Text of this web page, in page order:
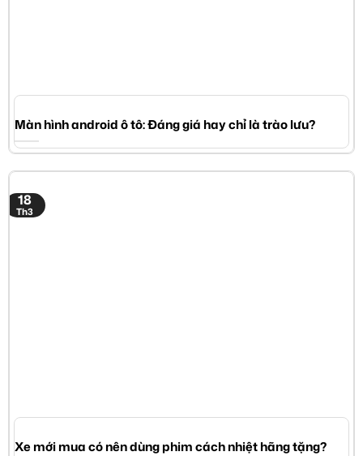
Màn hình android ô tô: Đáng giá hay chỉ là trào lưu?
Xe mới mua có nên dùng phim cách nhiệt hãng tặng?
18
Th3